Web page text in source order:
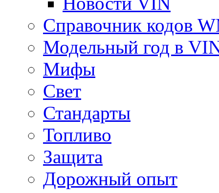
Справочник кодов
Модельный год в
Мифы
Свет
Стандарты
Топливо
Защита
Дорожный опыт